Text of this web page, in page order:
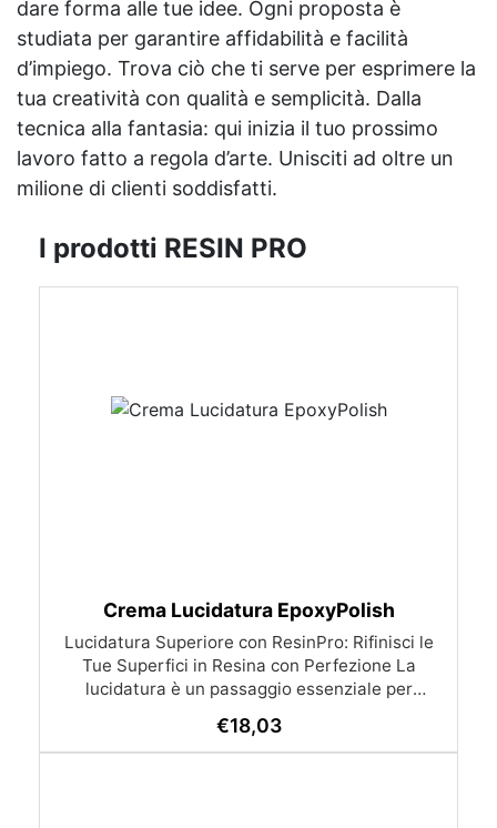
dare forma alle tue idee. Ogni proposta è
studiata per garantire affidabilità e facilità
d’impiego. Trova ciò che ti serve per esprimere la
tua creatività con qualità e semplicità. Dalla
tecnica alla fantasia: qui inizia il tuo prossimo
lavoro fatto a regola d’arte. Unisciti ad oltre un
milione di clienti soddisfatti.
I prodotti RESIN PRO
Crema Lucidatura EpoxyPolish
Lucidatura Superiore con ResinPro: Rifinisci le
Tue Superfici in Resina con Perfezione La
lucidatura è un passaggio essenziale per
rifinite. Anche se la resina tende a catalizzare
lucida, l'umidità può causare fastidiosi aloni
€18,03